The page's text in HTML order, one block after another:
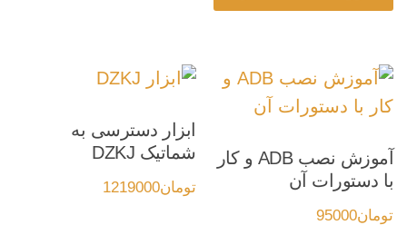
آموزش نصب ADB و کار
با دستورات آن
تومان95000
ابزار دسترسی به
شماتیک DZKJ
تومان1219000